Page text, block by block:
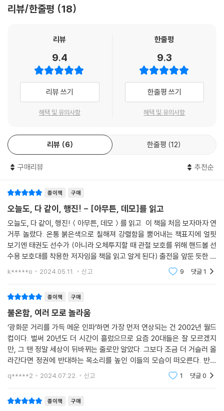
호들이다. 이 구호가 실천된다고 해도 “대다수의 이성애자 비장애인 한국
국적 시민들”의 일상생활에는 별다른 변화가 없지만 당사자들, “자기 의
지와 상관없이 삶의 가장자리로 밀려난 사람들”에게는 생존이 달린 문제
들이다. ‘전장연’ 집회에 참여하고 그들과 함께 지하철 선전전을 했던 작가
는 단언한다. “경험해보지 않으면 사람은 아무것도 모른다. 타인의 몸을 경
하나도, 결단코 알지 못한다. 그리고 자기가 뭘 모르는지도 모르기 때문에
배우거나 이해하려고 시도해야 한다는 생각조차 하지 못한다.”
정보라 작가에게 집회나 시위는 배움의 장소이다. 정부와 권력과 제도가
를 취하고 있는지, 그렇다면 노동자로서 우리는 어떤 대응을 해야 하는지,
나의 노동으로 세상이 돌아가는데, 그 권리를 어떻게 찾아야 하는지 배울
수 있는 곳이다. 그래서 작가는 말한다. “나는 나의 동지들을 존경하고 언
제나 집회에서 많은 것을 배운다.”
_왜 그렇게 데모에 진심이었을까?
정보라 작가는 왜 그렇게 데모에 진심이었을까? 작가는 그 이유가 학생들
서 떳떳한 사람이고 싶고, 학생들의 미래를 조금이라도 안전하고 평등하고
건강하게 만드는 데 일조하고 싶었다고. 그리고 무엇보다 유토피아를 믿기
때문이다. 자신이 살아 있는 동안에 유토피아가 이루어질 것이라고 믿지는
않지만 꼭 눈앞에서 이상향을 보는 순간이 오지 않더라도 어쨌든 더 좋은
앞날을 위해서 계속 노력한다는 것이다.
“비정규직 철폐, 성평등, 여성해방, 장애해방, 노동해방, 인권존중, 세계평
는 걸 알면서도 피켓을 들고 거리에 나가 소리치고 행진하고 파업하고 농
리뷰/한줄평 18
리뷰
9.4
리뷰 쓰기
혜택 및 유의사항
한줄평
9.3
한줄평 쓰기
혜택 및 유의사항
리뷰 6 한줄평 12
구매리뷰 추천순
종이책 구매
오늘도, 다 같이, 행진! - [아무튼, 데모]를 읽고
오늘도, 다 같이, 행진!＜아무튼, 데모＞를 읽고 이 책을 처음 보자마자 연
거푸 놀랐다. 온통 붉은색으로 칠해져 강렬함을 뿜어내는 책표지에 얼핏
보기엔 태권도 선수가 (아니라 오체투지할 때 관절 보호를 위해 핸드볼 선
수용 보호대를 착용한 저자임을 책을 읽고 알게 된다) 출전을 앞둔 듯한 모
습이 그려져 있다. 책제목도 설핏 보고 ＜아무튼, 메모＞가 개정판으로 나
k*****o 2024.05.11. 신고 9 댓글1
종이책 구매
불온함, 여러 모로 놀라움
‘광화문 거리를 가득 메운 인파’하면 가장 먼저 연상되는 건 2002년 월드
컵이다. 벌써 20년도 더 시간이 흘렀으므로 요즘 20대들은 잘 모르겠지
만, 그 땐 정말 세상이 뒤바뀌는 줄로만 알았다. 그보다 조금 더 거슬러 올
라간다면 정권에 반대하는 목소리를 높인 이들의 모습이 떠오른다. 반대
방향도 마찬가지다. 대통령 탄핵이라는 유례없는 역사를 우리 스스로 써
내려갔음에도 불구
q*****2 2024.07.22. 신고 1 댓글0
종이책 구매